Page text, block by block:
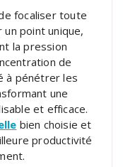
focaliser toute
point unique,
la pression
de
à pénétrer les
une
et efficace.
bien choisie et
productivité